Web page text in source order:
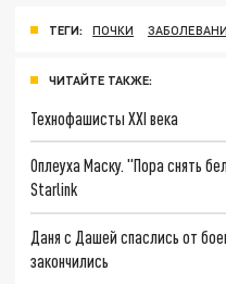
ТЕГИ: ПОЧКИ
ЧИТАЙТЕ ТАКЖЕ:
Технофашисты XXI века
Оплеуха Маску. "Пора снять
Starlink
Даня с Дашей спаслись от
закончились